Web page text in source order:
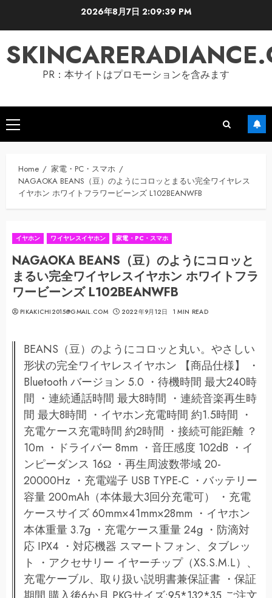
2026年8月7日 2:09:40 PM
PR：本サイトはプロモーションを含みます
Primary
Menu
Home
家電・PC・スマホ
NAGAOKA BEANS（豆）のようにコロッとまるい完全ワイヤレス
イヤホン ホワイトフラワービーンズ L102BEANWFB
イヤホン ワイヤレスイヤホン 家電・PC・スマホ
NAGAOKA BEANS（豆）のようにコロッと
まるい完全ワイヤレスイヤホン ホワイトフラ
ワービーンズ L102BEANWFB
PIKAKICHI2015@GMAIL.COM 2022年9月12日 1 MIN READ
BEANS（豆）のようにコロッと丸い。やさしい
形状の完全ワイヤレスイヤホン 【商品仕様】 ・
Bluetooth バージョン 5.0 ・待機時間 最大240時
間 ・連続通話時間 最大8時間 ・連続音楽再生時
間 最大8時間 ・イヤホン充電時間 約1.5時間 ・
充電ケース充電時間 約2時間 ・接続可能距離 ？
10m ・ドライバー 8mm ・音圧感度 102dB ・イ
ンピーダンス 16Ω ・再生周波数帯域 20-
20000Hz ・充電端子 USB TYPE-C ・バッテリー
容量 200mAh（本体最大3回分充電可） ・充電
ケースサイズ 60mm×41mm×28mm ・イヤホン
本体重量 3.7g ・充電ケース重量 24g ・防滴対
応 IPX4 ・対応機器 スマートフォン、タブレッ
ト ・アクセサリー イヤーチップ（XS.S.M.L）、
充電ケーブル、取り扱い説明書兼保証書 ・保証